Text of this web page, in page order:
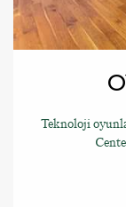
Teknoloji